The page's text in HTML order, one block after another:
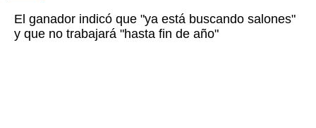
El ganador indicó que "ya está buscando salones"
y que no trabajará "hasta fin de año"